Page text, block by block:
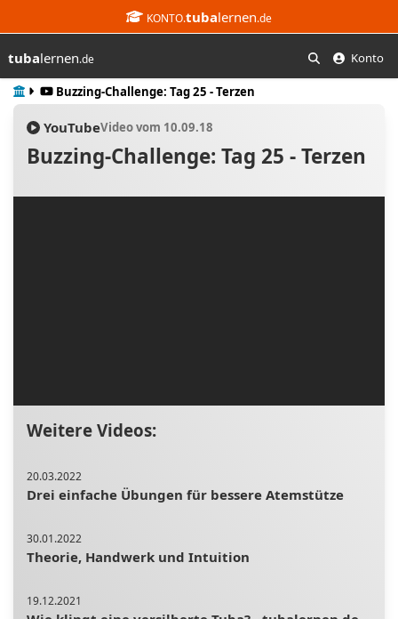
KONTO.tubalernen.de
tubalernen.de Konto
Start Buzzing-Challenge: Tag 25 - Terzen
YouTubeVideo vom 10.09.18
Buzzing-Challenge: Tag 25 - Terzen
Weitere Videos:
20.03.2022
Drei einfache Übungen für bessere Atemstütze
30.01.2022
Theorie, Handwerk und Intuition
19.12.2021